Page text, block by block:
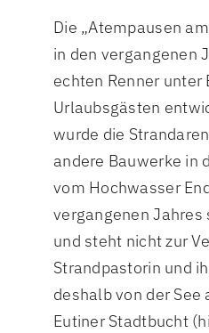
Die „Atempausen
in den vergangenen
echten Renner unter
Urlaubsgästen
wurde die
andere Bauwerke in
vom Hochwasser
vergangenen
und steht nicht zur
Strandpastorin und
deshalb von der See
Eutiner Stadtbucht